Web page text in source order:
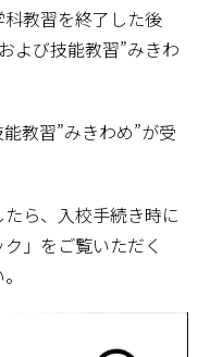
科教習を終了した後
よび技能教習”みきわ
教習”みきわめ”が受
ら、入校手続き時に
」をご覧いただく